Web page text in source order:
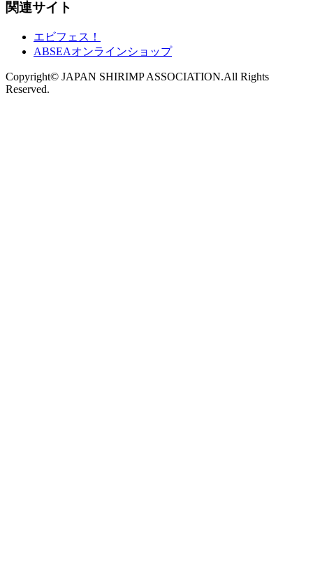
関連サイト
エビフェス！
ABSEAオンラインショップ
Copyright© JAPAN SHIRIMP ASSOCIATION.All Rights
Reserved.